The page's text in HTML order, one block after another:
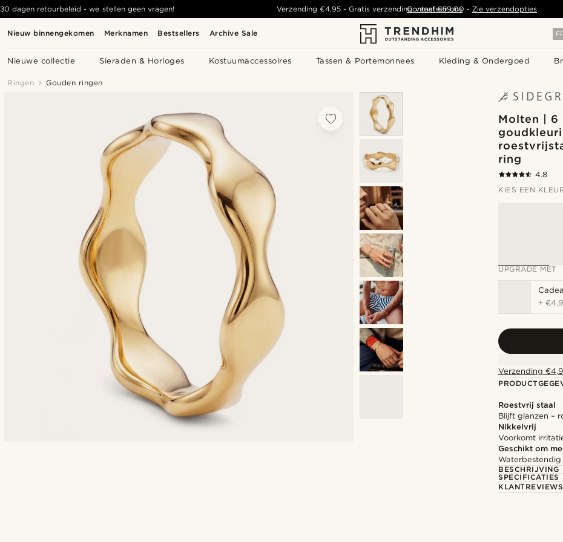
Nieuw binnengekomen Merknamen Bestsellers Archive Sale
Nieuwe collectie Sieraden & Horloges Kostuumaccessoires Tassen & Portemonnees Kleding & Ondergoed
30 dagen retourbeleid - we stellen geen vragen! Verzending €4,95 -Gratis verzending vanaf €59,00 - Zie verzendopties
Contacteer ons
Ringen Gouden ringen
Molten | 6
ring
4.8
KIES EEN
UPGRADE MET
+
Verzending
Roestvrij staal
Blijft glanzen –
Nikkelvrij
Voorkomt
Geschikt om
BESCHRIJVING
SPECIFICATIES
KLANTREVIEWS